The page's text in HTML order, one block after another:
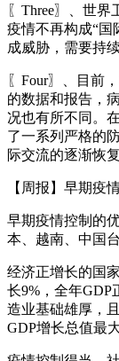
〖Three〗、世
疫情不再构成“国
成威胁，需要持
〖Four〗、目前
的数据和报告，
况也有所不同。
了一系列严格的
际交流的逐渐恢
【周报】早期疫
早期疫情控制的
本、越南、中国台
经济正增长的国
长9%，全年GDP
造业基础雄厚，
GDP增长总值最